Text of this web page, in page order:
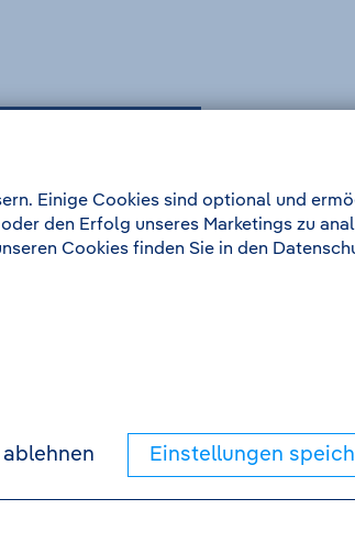
Excellence
Einige Cookies sind optional und
den Erfolg unseres Marketings zu
Cookies finden Sie in den
Einstellungen